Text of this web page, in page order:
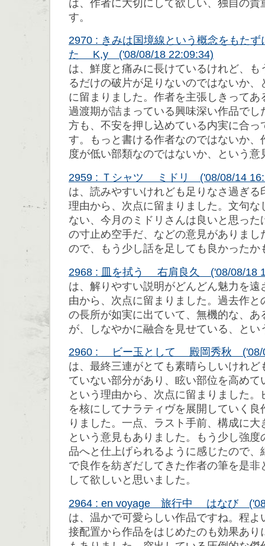
は、作者に大切にして欲しい、独自の貴
す。
2970 : きみは国境線という概念をもた
た K,y ('08/08/18 22:09:34)
は、鮮度と痛みに長けているけれど、も
るだけの破片が足りないのではないか
に留まりました。作者を主張しきってあ
過渡期が詰まっている興味深い作品でし
方も、不安を押し込めている内実に合っ
す。もっと書ける作者なのではないか、
度が低い部類なのではないか、という意
2959 : Ｔシャツ ミドリ ('08/08/14
は、読みやすいけれども足りなさ過ぎる
理由から、次点に留まりました。文句な
ない、今月のミドリさんは良いと思った
の寸止め空手だ、などの意見がありまし
ので、もう少し話を足しても良かったか
2968 : 皿を拭う 右肩良久 ('08/08/18
は、解りやすい説明がどんどん魅力を遠
由から、次点に留まりました。過去作と
の長所が如実に出ていて、無機的な、あ
が、しなやかに融合を見せている、とい
2960 : ビー玉として 殿岡秀秋 ('08/
は、最終三連がとても素晴らしいけれど
ていない部分があり、眩い部位を高めて
という理由から、次点に留まりました
を核にしてナラティヴを展開していく
りました。一点、ラスト手前、構成に
という意見もありました。もう少し強
品へと仕上げられるように感じたので、
で良作を紡ぎだしてきた作者の筆を是非
して欲しいと思いました。
2964 : en voyage 旅行中 はなび ('08/
は、温かで可愛らしい作品ですね。程よ
接配置から作品をはじめたのも効果あり